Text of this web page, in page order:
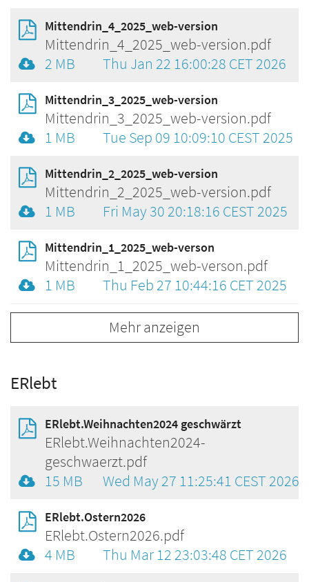
Mittendrin_4_2025_web-version
Mittendrin_4_2025_web-version.pdf
2 MB
Thu Jan 22 16:00:28 CET 2026
Mittendrin_3_2025_web-version
Mittendrin_3_2025_web-version.pdf
1 MB
Tue Sep 09 10:09:10 CEST 2025
Mittendrin_2_2025_web-version
Mittendrin_2_2025_web-version.pdf
1 MB
Fri May 30 20:18:16 CEST 2025
Mittendrin_1_2025_web-verson
Mittendrin_1_2025_web-verson.pdf
1 MB
Thu Feb 27 10:44:16 CET 2025
Mehr anzeigen
ERlebt
ERlebt.Weihnachten2024 geschwärzt
ERlebt.Weihnachten2024-
geschwaerzt.pdf
15 MB
Wed May 27 11:25:41 CEST 2026
ERlebt.Ostern2026
ERlebt.Ostern2026.pdf
4 MB
Thu Mar 12 23:03:48 CET 2026